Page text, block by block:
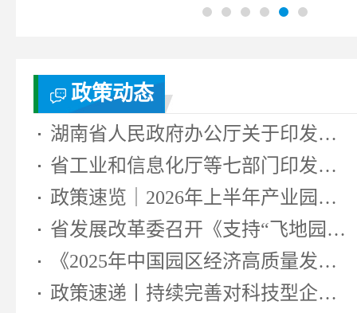
政策动态
湖南省人民政府办公厅关于印发《湖...
省工业和信息化厅等七部门印发《湖...
政策速览｜2026年上半年产业园区相...
省发展改革委召开《支持“飞地园区...
《2025年中国园区经济高质量发展研...
政策速递丨持续完善对科技型企业...